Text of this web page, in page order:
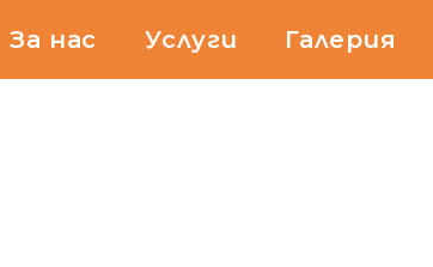
За нас Услуги Галерия